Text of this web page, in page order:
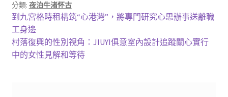
分類: 夜泊牛渚怀古
文
章
導
上
一
篇
文
到九宮格時租構筑“心港灣”，將專門研究心思辦事送離職
工身邊
下
一
村落復興的性別視角：JIUYI俱意室內設計追蹤關心實行
中的女性見解和等待